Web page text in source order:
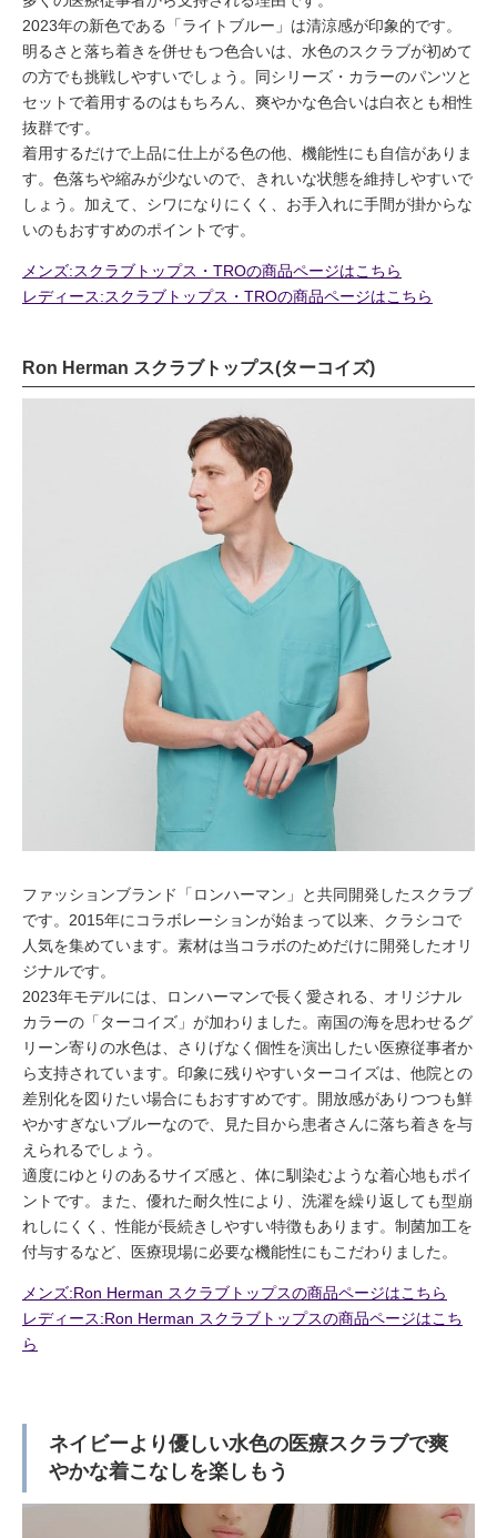
2023年の新色である「ライトブルー」は清涼感が印象的です。
明るさと落ち着きを併せもつ色合いは、水色のスクラブが初めて
の方でも挑戦しやすいでしょう。同シリーズ・カラーのパンツと
セットで着用するのはもちろん、爽やかな色合いは白衣とも相性
抜群です。
着用するだけで上品に仕上がる色の他、機能性にも自信がありま
す。色落ちや縮みが少ないので、きれいな状態を維持しやすいで
しょう。加えて、シワになりにくく、お手入れに手間が掛からな
いのもおすすめのポイントです。
メンズ:スクラブトップス・TROの商品ページはこちら
レディース:スクラブトップス・TROの商品ページはこちら
Ron Herman スクラブトップス(ターコイズ)
ファッションブランド「ロンハーマン」と共同開発したスクラブ
です。2015年にコラボレーションが始まって以来、クラシコで
人気を集めています。素材は当コラボのためだけに開発したオリ
ジナルです。
2023年モデルには、ロンハーマンで長く愛される、オリジナル
カラーの「ターコイズ」が加わりました。南国の海を思わせるグ
リーン寄りの水色は、さりげなく個性を演出したい医療従事者か
ら支持されています。印象に残りやすいターコイズは、他院との
差別化を図りたい場合にもおすすめです。開放感がありつつも鮮
やかすぎないブルーなので、見た目から患者さんに落ち着きを与
えられるでしょう。
適度にゆとりのあるサイズ感と、体に馴染むような着心地もポイ
ントです。また、優れた耐久性により、洗濯を繰り返しても型崩
れしにくく、性能が長続きしやすい特徴もあります。制菌加工を
付与するなど、医療現場に必要な機能性にもこだわりました。
メンズ:Ron Herman スクラブトップスの商品ページはこちら
レディース:Ron Herman スクラブトップスの商品ページはこち
ら
ネイビーより優しい水色の医療スクラブで爽
やかな着こなしを楽しもう